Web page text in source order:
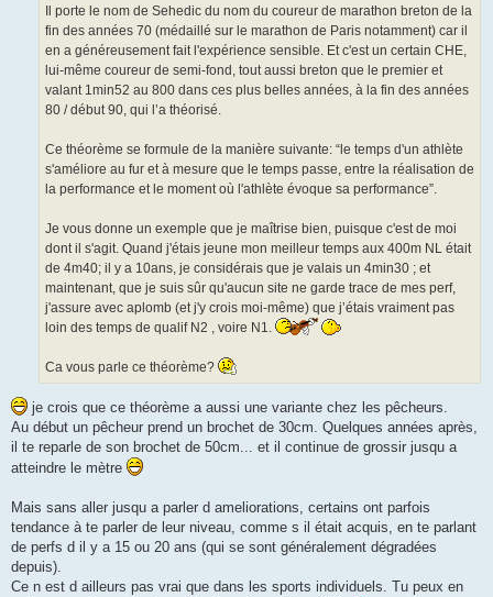
Il porte le nom de Sehedic du nom du coureur de marathon breton de la
fin des années 70 (médaillé sur le marathon de Paris notamment) car il
en a généreusement fait l'expérience sensible. Et c'est un certain CHE,
lui-même coureur de semi-fond, tout aussi breton que le premier et
valant 1min52 au 800 dans ces plus belles années, à la fin des années
80 / début 90, qui l’a théorisé.
Ce théorème se formule de la manière suivante: “le temps d'un athlète
s'améliore au fur et à mesure que le temps passe, entre la réalisation de
la performance et le moment où l'athlète évoque sa performance”.
Je vous donne un exemple que je maîtrise bien, puisque c'est de moi
dont il s'agit. Quand j'étais jeune mon meilleur temps aux 400m NL était
de 4m40; il y a 10ans, je considérais que je valais un 4min30 ; et
maintenant, que je suis sûr qu'aucun site ne garde trace de mes perf,
j'assure avec aplomb (et j'y crois moi-même) que j’étais vraiment pas
loin des temps de qualif N2 , voire N1.
Ca vous parle ce théorème?
je crois que ce théorème a aussi une variante chez les pêcheurs.
Au début un pêcheur prend un brochet de 30cm. Quelques années après,
il te reparle de son brochet de 50cm... et il continue de grossir jusqu a
atteindre le mètre
Mais sans aller jusqu a parler d ameliorations, certains ont parfois
tendance à te parler de leur niveau, comme s il était acquis, en te parlant
de perfs d il y a 15 ou 20 ans (qui se sont généralement dégradées
depuis).
Ce n est d ailleurs pas vrai que dans les sports individuels. Tu peux en